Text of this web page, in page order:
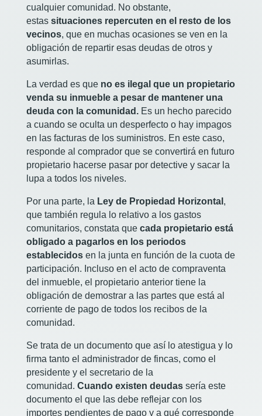
cualquier comunidad. No obstante,
estas situaciones repercuten en el resto de los
vecinos, que en muchas ocasiones se ven en la
obligación de repartir esas deudas de otros y
asumirlas.
La verdad es que no es ilegal que un propietario
venda su inmueble a pesar de mantener una
deuda con la comunidad.Es un hecho parecido
a cuando se oculta un desperfecto o hay impagos
en las facturas de los suministros. En este caso,
responde al comprador que se convertirá en futuro
propietario hacerse pasar por detective y sacar la
lupa a todos los niveles.
Por una parte, la Ley de Propiedad Horizontal ,
que también regula lo relativo a los gastos
comunitarios, constata que cada propietario está
obligado a pagarlos en los periodos
establecidosen la junta en función de la cuota de
participación. Incluso en el acto de compraventa
del inmueble, el propietario anterior tiene la
obligación de demostrar a las partes que está al
corriente de pago de todos los recibos de la
comunidad.
Se trata de un documento que así lo atestigua y lo
firma tanto el administrador de fincas, como el
presidente y el secretario de la
comunidad. Cuando existen deudassería este
documento el que las debe reflejar con los
importes pendientes de pago y a qué corresponde